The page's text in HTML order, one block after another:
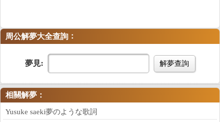
周公解夢大全查詢 ：
夢見: 解夢查詢
相關解夢：
Yusuke saeki夢のような歌詞